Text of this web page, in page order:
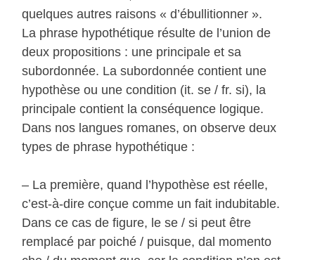
quelques autres raisons « d’ébullitionner ».
La phrase hypothétique résulte de l’union de
deux propositions : une principale et sa
subordonnée. La subordonnée contient une
hypothèse ou une condition (it. se / fr. si), la
principale contient la conséquence logique.
Dans nos langues romanes, on observe deux
types de phrase hypothétique :
– La première, quand l’hypothèse est réelle,
c’est-à-dire conçue comme un fait indubitable.
Dans ce cas de figure, le se / si peut être
remplacé par poiché / puisque, dal momento